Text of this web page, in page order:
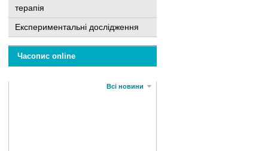
терапія
Експериментальні дослідження
Часопис online
Всі новини